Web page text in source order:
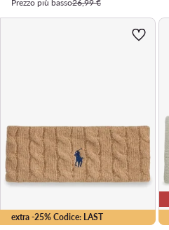
Prezzo più basso26,99 €
extra -25% Codice: LAST